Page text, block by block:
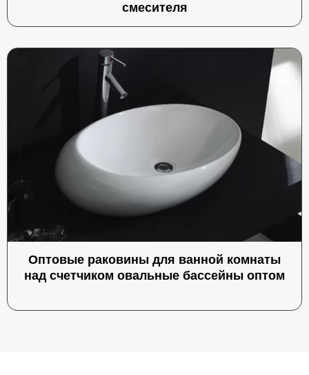
смесителя
Оптовые раковины для ванной комнаты
над счетчиком овальные бассейны оптом